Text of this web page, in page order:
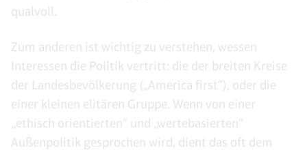
qualvoll.
Zum anderen ist wichtig zu verstehen, wessen
Interessen die Politik vertritt: die der breiten Kreise
der Landesbevölkerung („America first“), oder die
einer kleinen elitären Gruppe. Wenn von einer
„ethisch orientierten“ und „wertebasierten“
Außenpolitik gesprochen wird, dient das oft dem